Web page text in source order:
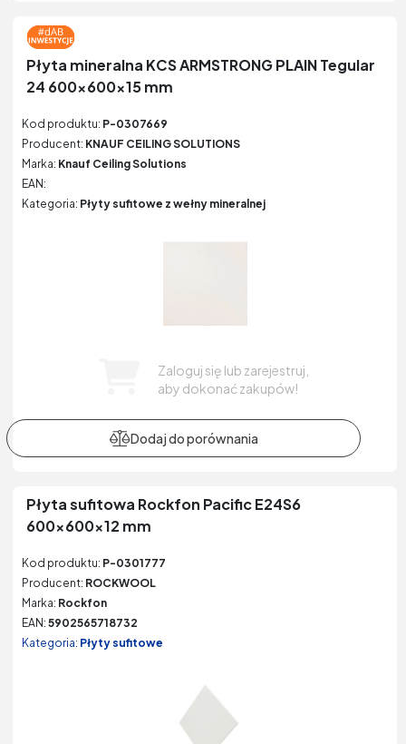
Płyta mineralna KCS ARMSTRONG PLAIN Tegular
24 600x600x15 mm
Kod produktu: P-0307669
Producent: KNAUF CEILING SOLUTIONS
Marka: Knauf Ceiling Solutions
EAN:
Kategoria: Płyty sufitowe z wełny mineralnej
Zaloguj się lub zarejestruj,
aby dokonać zakupów!
Płyta sufitowa Rockfon Pacific E24S6
600x600x12 mm
Kod produktu: P-0301777
Producent: ROCKWOOL
Marka: Rockfon
EAN: 5902565718732
Kategoria: Płyty sufitowe